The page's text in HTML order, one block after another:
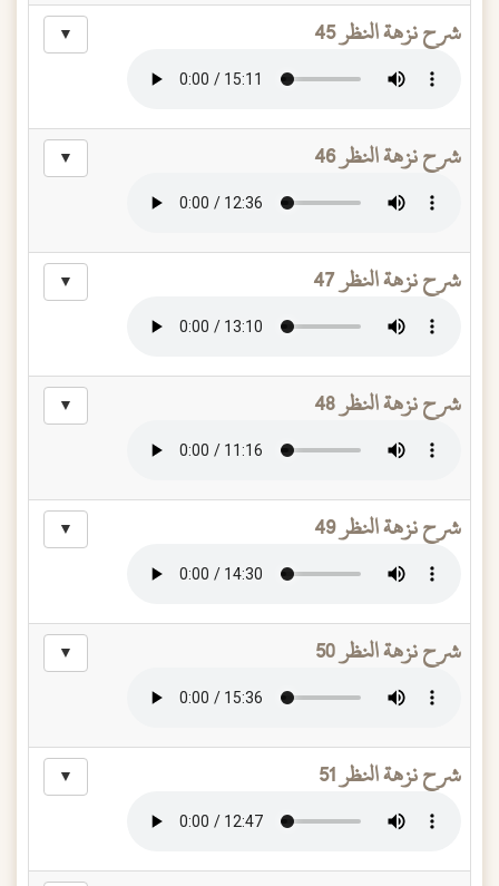
شرح نزهة النظر 45 ▼
شرح نزهة النظر 46 ▼
شرح نزهة النظر 47 ▼
شرح نزهة النظر 48 ▼
شرح نزهة النظر 49 ▼
شرح نزهة النظر 50 ▼
شرح نزهة النظر 51 ▼